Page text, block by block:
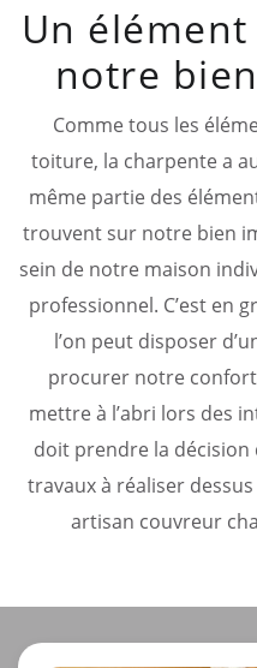
Un
notre
Comme tous les
toiture, la charpente a
même partie des
trouvent sur notre bien
sein de notre maison
professionnel. C’est en
l’on peut disposer
procurer notre
mettre à l’abri lors des
doit prendre la décision
travaux à réaliser
artisan couvreur